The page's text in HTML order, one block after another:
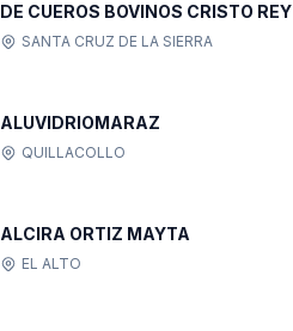
DE CUEROS BOVINOS CRISTO REY
SANTA CRUZ DE LA SIERRA
ALUVIDRIOMARAZ
QUILLACOLLO
ALCIRA ORTIZ MAYTA
EL ALTO